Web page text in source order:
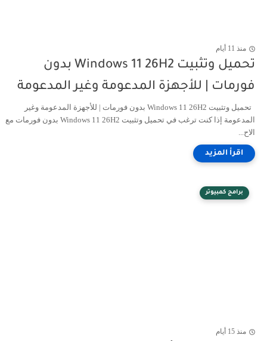
منذ 11 أيام
تحميل وتثبيت Windows 11 26H2 بدون
فورمات | للأجهزة المدعومة وغير المدعومة
تحميل وتثبيت Windows 11 26H2 بدون فورمات | للأجهزة المدعومة وغير
المدعومة إذا كنت ترغب في تحميل وتثبيت Windows 11 26H2 بدون فورمات مع
الاح...
برامج كمبيوتر
منذ 15 أيام